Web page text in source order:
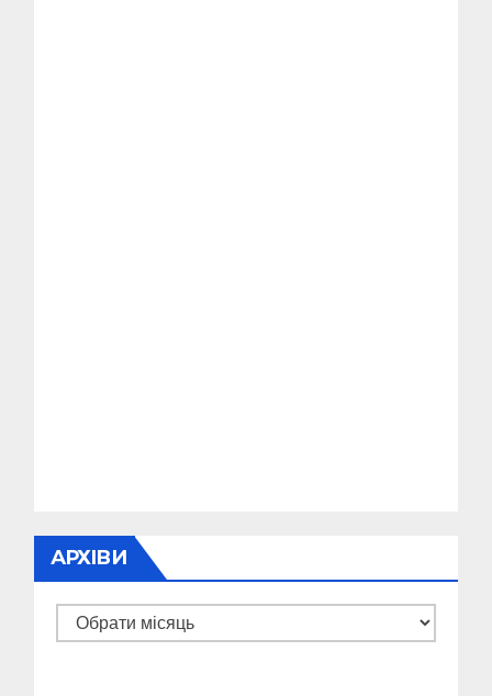
АРХІВИ
Архіви